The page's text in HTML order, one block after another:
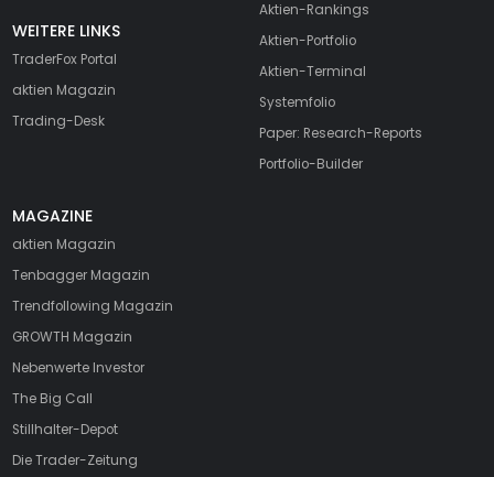
WEITERE LINKS
TraderFox Portal
aktien Magazin
Trading-Desk
Aktien-Rankings
Aktien-Portfolio
Aktien-Terminal
Systemfolio
Paper: Research-Reports
Portfolio-Builder
MAGAZINE
aktien Magazin
Tenbagger Magazin
Trendfollowing Magazin
GROWTH Magazin
Nebenwerte Investor
The Big Call
Stillhalter-Depot
Die Trader-Zeitung